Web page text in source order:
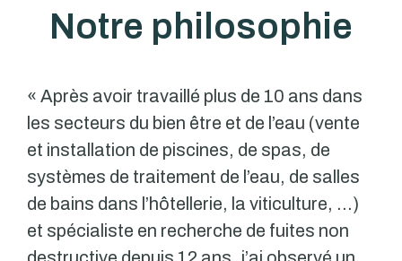
Notre philosophie
« Après avoir travaillé plus de 10 ans dans
les secteurs du bien être et de l’eau (vente
et installation de piscines, de spas, de
systèmes de traitement de l’eau, de salles
de bains dans l’hôtellerie, la viticulture, …)
et spécialiste en recherche de fuites non